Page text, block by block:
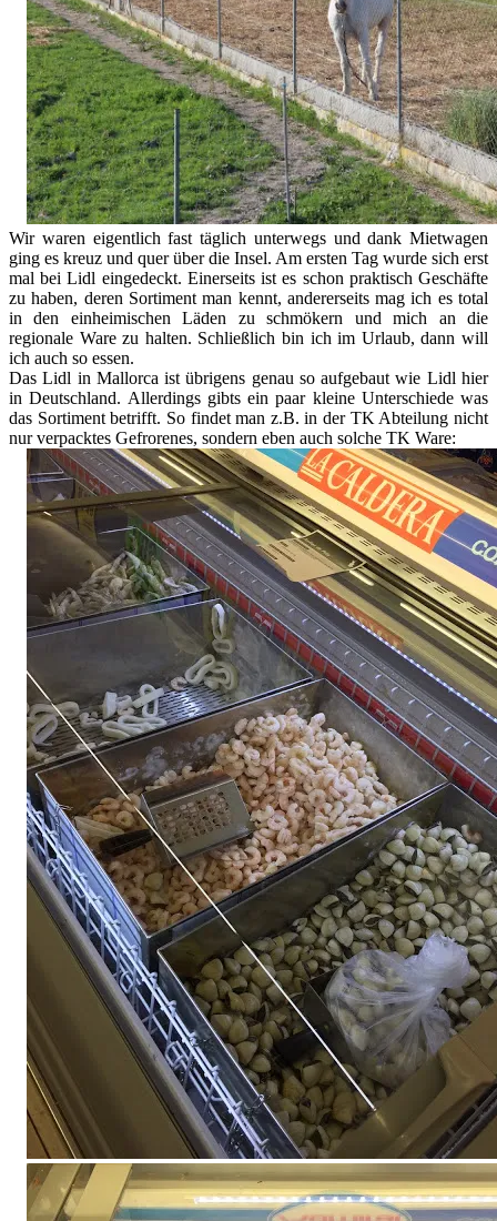
Wir waren eigentlich fast täglich unterwegs und dank Mietwagen
ging es kreuz und quer über die Insel. Am ersten Tag wurde sich erst
mal bei Lidl eingedeckt. Einerseits ist es schon praktisch Geschäfte
zu haben, deren Sortiment man kennt, andererseits mag ich es total
in den einheimischen Läden zu schmökern und mich an die
regionale Ware zu halten. Schließlich bin ich im Urlaub, dann will
ich auch so essen.
Das Lidl in Mallorca ist übrigens genau so aufgebaut wie Lidl hier
in Deutschland. Allerdings gibts ein paar kleine Unterschiede was
das Sortiment betrifft. So findet man z.B. in der TK Abteilung nicht
nur verpacktes Gefrorenes, sondern eben auch solche TK Ware: